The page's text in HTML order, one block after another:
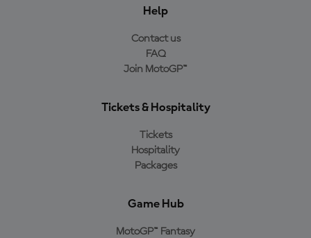
Help
Contact us
FAQ
Join MotoGP™
Tickets & Hospitality
Tickets
Hospitality
Packages
Game Hub
MotoGP™ Fantasy